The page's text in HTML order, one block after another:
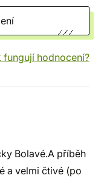
fungují hodnocení?
Bolavé.A příběh
a velmi čtivé (po